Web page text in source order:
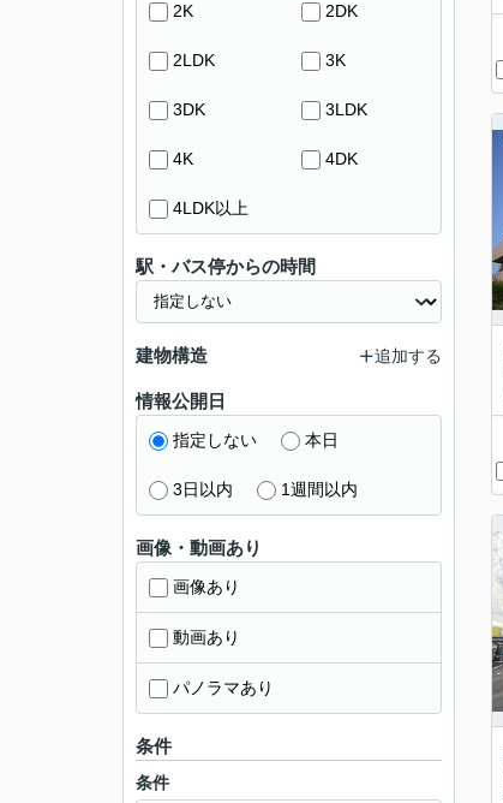
2K 2DK
2LDK 3K
3DK 3LDK
4K 4DK
4LDK以上
駅・バス停からの時間
建物構造 追加する
情報公開日
指定しない 本日
3日以内 1週間以内
画像・動画あり
画像あり
動画あり
パノラマあり
条件
条件